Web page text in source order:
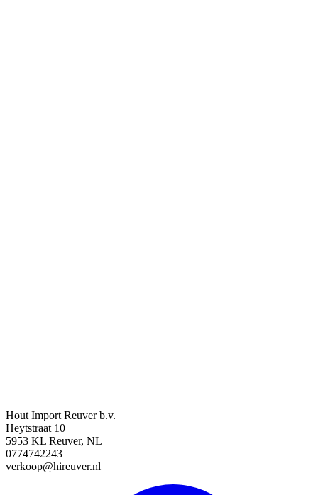
Hout Import Reuver b.v.
Heytstraat 10
5953 KL Reuver, NL
0774742243
verkoop@hireuver.nl